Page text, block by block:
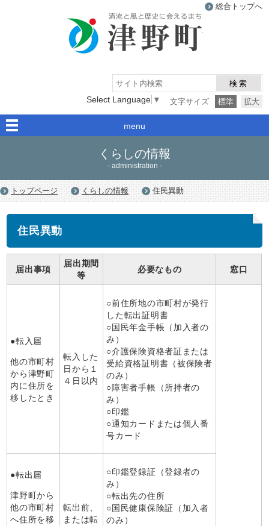
総合トップへ
検索
文字サイズ
標準 拡大
Select Language ▼
menu
くらしの情報
- administration -
トップページ くらしの情報 住民異動
住民異動
届出事項
届出期間
等
必要なもの 窓口
●転入届
他の市町村
から津野町
内に住所を
移したとき
転入した
日から１
４日以内
○前住所地の市町村が発行
した転出証明書
○国民年金手帳（加入者の
み）
○介護保険資格者証または
受給資格証明書（被保険者
のみ）
○障害者手帳（所持者の
み）
○印鑑
○通知カードまたは個人番
号カード
●転出届
津野町から
他の市町村
へ住所を移
転出前、
または転
○印鑑登録証（登録者の
み）
○転出先の住所
○国民健康保険証（加入者
のみ）